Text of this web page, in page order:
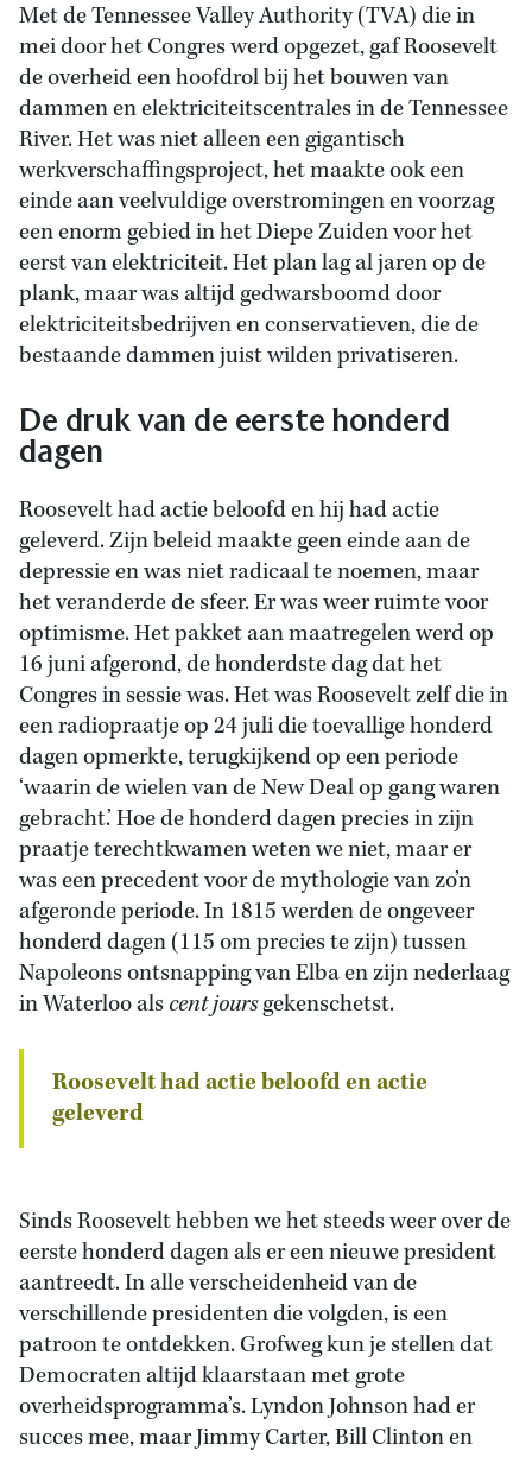
Met de Tennessee Valley Authority (TVA) die in
mei door het Congres werd opgezet, gaf Roosevelt
de overheid een hoofdrol bij het bouwen van
dammen en elektriciteitscentrales in de Tennessee
River. Het was niet alleen een gigantisch
werkverschaffingsproject, het maakte ook een
einde aan veelvuldige overstromingen en voorzag
een enorm gebied in het Diepe Zuiden voor het
eerst van elektriciteit. Het plan lag al jaren op de
plank, maar was altijd gedwarsboomd door
elektriciteitsbedrijven en conservatieven, die de
bestaande dammen juist wilden privatiseren.
De druk van de eerste honderd
dagen
Roosevelt had actie beloofd en hij had actie
geleverd. Zijn beleid maakte geen einde aan de
depressie en was niet radicaal te noemen, maar
het veranderde de sfeer. Er was weer ruimte voor
optimisme. Het pakket aan maatregelen werd op
16 juni afgerond, de honderdste dag dat het
Congres in sessie was. Het was Roosevelt zelf die in
een radiopraatje op 24 juli die toevallige honderd
dagen opmerkte, terugkijkend op een periode
‘waarin de wielen van de New Deal op gang waren
gebracht.’ Hoe de honderd dagen precies in zijn
praatje terechtkwamen weten we niet, maar er
was een precedent voor de mythologie van zo’n
afgeronde periode. In 1815 werden de ongeveer
honderd dagen (115 om precies te zijn) tussen
Napoleons ontsnapping van Elba en zijn nederlaag
in Waterloo alscent joursgekenschetst.
Roosevelt had actie beloofd en actie
geleverd
Sinds Roosevelt hebben we het steeds weer over de
eerste honderd dagen als er een nieuwe president
aantreedt. In alle verscheidenheid van de
verschillende presidenten die volgden, is een
patroon te ontdekken. Grofweg kun je stellen dat
Democraten altijd klaarstaan met grote
overheidsprogramma’s. Lyndon Johnson had er
succes mee, maar Jimmy Carter, Bill Clinton en